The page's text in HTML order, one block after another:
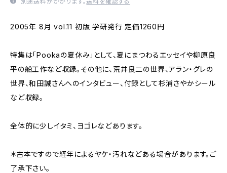
2005年 8月 vol.11 初版 学研発行 定価1260円
特集は「Pookaの夏休み」として、夏にまつわるエッセイや柳原良
平の船工作など収録。その他に、荒井良二の世界、アラン・グレの
世界、和田誠さんへのインタビュー、付録として杉浦さやかシール
など収録。
全体的に少しイタミ、ヨゴレなどあります。
＊古本ですので経年によるヤケ・汚れなどある場合があります。ご
了承下さい。